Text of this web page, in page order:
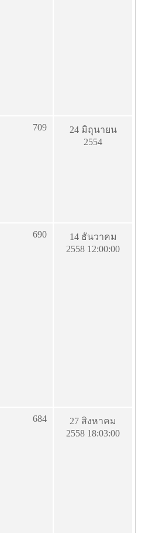
709
24 มิถุนายน
2554
690
14 ธันวาคม
2558 12:00:00
684
27 สิงหาคม
2558 18:03:00